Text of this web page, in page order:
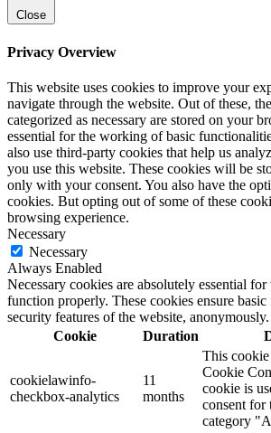
Close
Privacy Overview
This website uses cookies to improve your
navigate through the website. Out of these,
categorized as necessary are stored on your
essential for the working of basic
also use third-party cookies that help us
you use this website. These cookies will be
only with your consent. You also have the
cookies. But opting out of some of these
browsing experience.
Necessary
Necessary
Always Enabled
Necessary cookies are absolutely essential
function properly. These cookies ensure
security features of the website, anonymously.
Cookie
Duration
cookielawinfo-
checkbox-analytics
11
months
This
Cookie
cookie is
consent for
category